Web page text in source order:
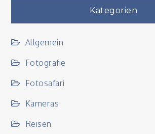
Kategorien
Allgemein
Fotografie
Fotosafari
Kameras
Reisen